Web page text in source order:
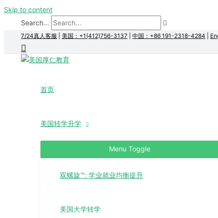
Skip to content
Search...
7/24真人客服 美国：+1(412)756-3137 中国：+86 191-2318-4284
首页
美国转学升学
Menu Toggle
双螺旋™: 学业就业均衡提升
美国大学转学